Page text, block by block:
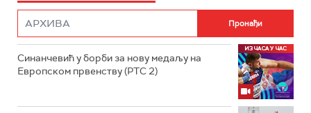
Синанчевић у борби за нову медаљу на
Европском првенству (РТС 2)